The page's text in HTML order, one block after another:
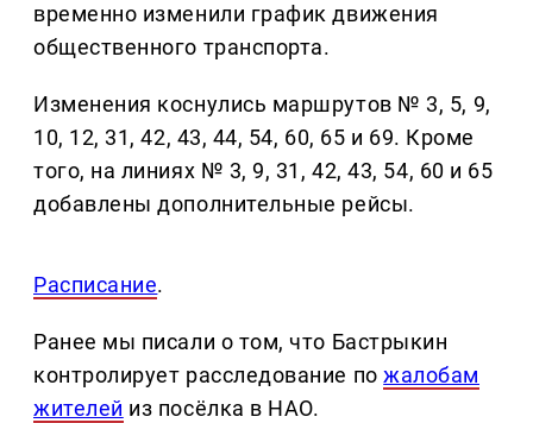
временно изменили график движения
общественного транспорта.
Изменения коснулись маршрутов № 3, 5, 9,
10, 12, 31, 42, 43, 44, 54, 60, 65 и 69. Кроме
того, на линиях № 3, 9, 31, 42, 43, 54, 60 и 65
добавлены дополнительные рейсы.
Расписание.
Ранее мы писали о том, что Бастрыкин
контролирует расследование пожалобам
жителей из посёлка в НАО.